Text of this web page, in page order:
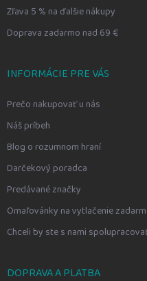
Zľava 5 % na ďalšie nákupy
Doprava zadarmo nad 69 €
INFORMÁCIE PRE VÁS
Prečo nakupovať u nás
Náš príbeh
Blog o rozumnom hraní
Darčekový poradca
Predávané značky
Omaľovánky na vytlačenie
Chceli by ste s nami
DOPRAVA A PLATBA